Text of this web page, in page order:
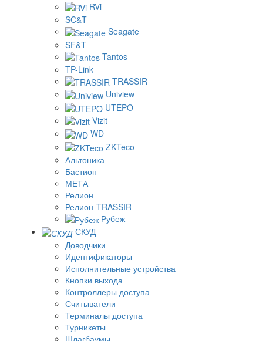
RVi
SC&T
Seagate
SF&T
Tantos
TP-Link
TRASSIR
Uniview
UTEPO
Vizit
WD
ZKTeco
Альтоника
Бастион
МЕТА
Релион
Релион-TRASSIR
Рубеж
СКУД
Доводчики
Идентификаторы
Исполнительные устройства
Кнопки выхода
Контроллеры доступа
Считыватели
Терминалы доступа
Турникеты
Шлагбаумы